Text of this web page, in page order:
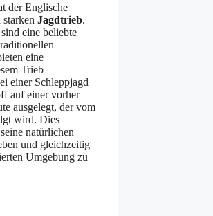
der Englische
Jagdtrieb.
sind eine beliebte
eine
Trieb
einer Schleppjagd
auf einer vorher
ausgelegt, der vom
wird. Dies
natürlichen
und gleichzeitig
Umgebung zu